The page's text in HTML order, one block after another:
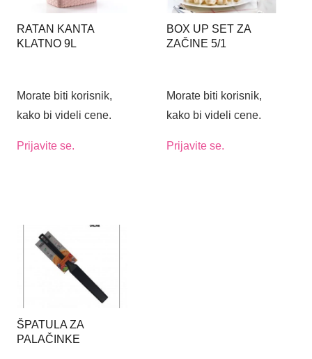
RATAN KANTA
KLATNO 9L
Morate biti korisnik,
kako bi videli cene.
Prijavite se.
BOX UP SET ZA
ZAČINE 5/1
Morate biti korisnik,
kako bi videli cene.
Prijavite se.
ŠPATULA ZA
PALAČINKE